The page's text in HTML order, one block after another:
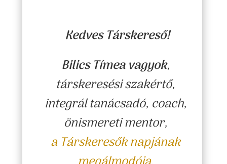
Kedves Társkereső!
Bilics Tímea vagyok,
társkeresési szakértő,
integrál tanácsadó, coach,
önismereti mentor,
a Társkeresők napjának